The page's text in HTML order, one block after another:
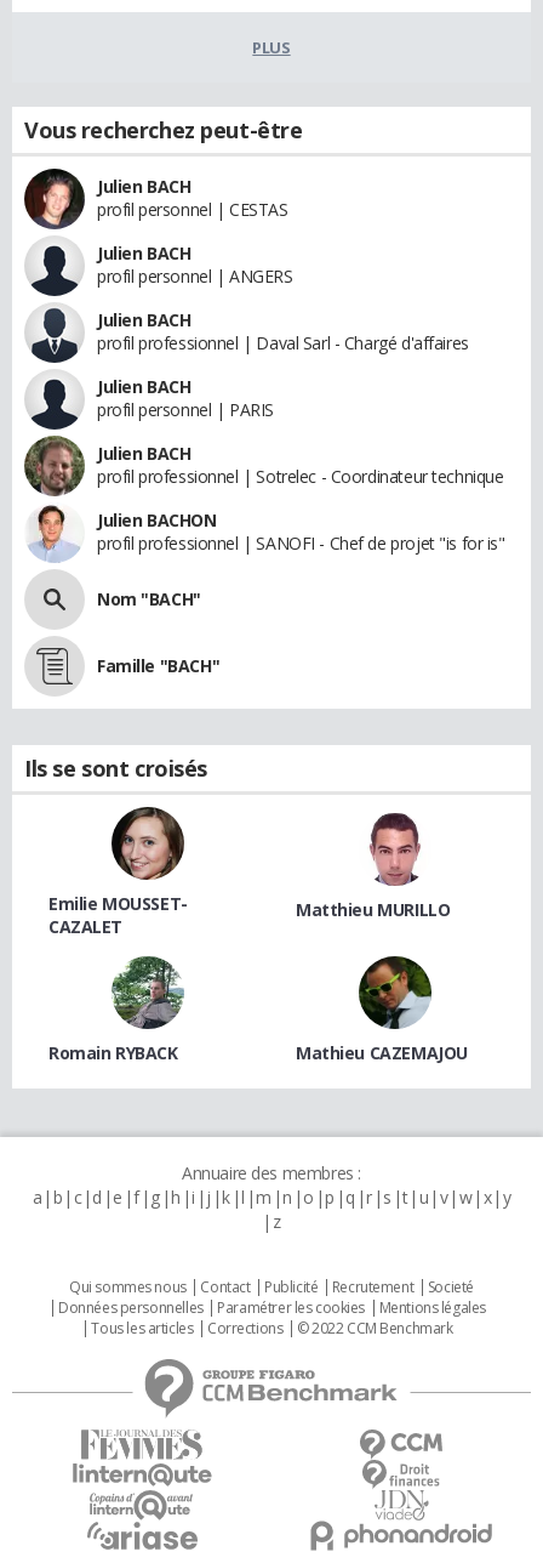
PLUS
Vous recherchez peut-être
Julien BACH
profil personnel | CESTAS
Julien BACH
profil personnel | ANGERS
Julien BACH
profil professionnel | Daval Sarl - Chargé d'affaires
Julien BACH
profil personnel | PARIS
Julien BACH
profil professionnel | Sotrelec - Coordinateur technique
Julien BACHON
profil professionnel | SANOFI - Chef de projet "is for is"
Nom "BACH"
Famille "BACH"
Ils se sont croisés
Emilie MOUSSET-
CAZALET
Matthieu MURILLO
Romain RYBACK Mathieu CAZEMAJOU
Annuaire des membres :
a b c d e f g h i j k l m n o p q r s t u v w x y
z
Qui sommes nous Contact Publicité Recrutement
Societé
Données personnelles
Paramétrer les cookies
Mentions légales
Tous les articles
Corrections © 2022 CCM Benchmark